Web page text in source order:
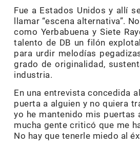
Fue a Estados Unidos y allí
llamar “escena alternativa”.
como Yerbabuena y Siete
talento de DB un filón
para urdir melodías
grado de originalidad,
industria.
En una entrevista concedida
puerta a alguien y no quiera
yo he mantenido mis
mucha gente criticó que me
No hay que tenerle miedo al